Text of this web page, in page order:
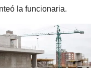
la funcionaria.